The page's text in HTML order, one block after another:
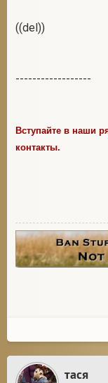
((del))
------------------
Вступайте в наши
контакты.
тася